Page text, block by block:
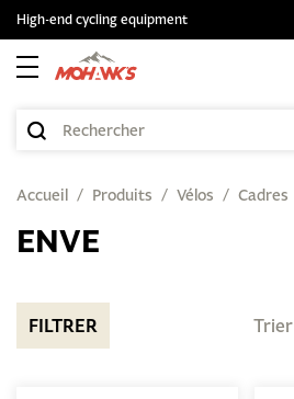
High-end cycling equipment
Accueil Produits Vélos Cadres
ENVE
FILTRER Trier